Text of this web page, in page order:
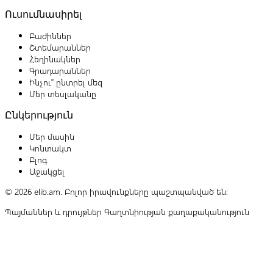
Ուսումնասիրել
Բաժիններ
Շտեմարաններ
Հեղինակներ
Գրադարաններ
Ինչու՞ ընտրել մեզ
Մեր տեսլականը
Ընկերություն
Մեր մասին
Կոնտակտ
Բլոգ
Աջակցել
© 2026 elib.am. Բոլոր իրավունքները պաշտպանված են:
Պայմաններ և դրույթներ Գաղտնիության քաղաքականություն